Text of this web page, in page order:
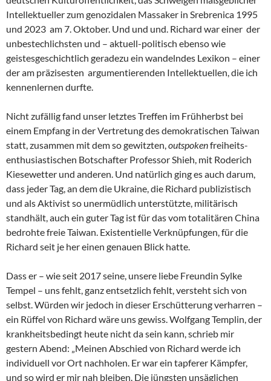
Intellektueller zum genozidalen Massaker in Srebrenica 1995
und 2023 am 7. Oktober. Und und und. Richard war einer der
unbestechlichsten und – aktuell-politisch ebenso wie
geistesgeschichtlich geradezu ein wandelndes Lexikon – einer
der am präzisesten argumentierenden Intellektuellen, die ich
kennenlernen durfte.
Nicht zufällig fand unser letztes Treffen im Frühherbst bei
einem Empfang in der Vertretung des demokratischen Taiwan
statt, zusammen mit dem so gewitzten,outspokenfreiheits-
enthusiastischen Botschafter Professor Shieh, mit Roderich
Kiesewetter und anderen. Und natürlich ging es auch darum,
dass jeder Tag, an dem die Ukraine, die Richard publizistisch
und als Aktivist so unermüdlich unterstützte, militärisch
standhält, auch ein guter Tag ist für das vom totalitären China
bedrohte freie Taiwan. Existentielle Verknüpfungen, für die
Richard seit je her einen genauen Blick hatte.
Dass er – wie seit 2017 seine, unsere liebe Freundin Sylke
Tempel – uns fehlt, ganz entsetzlich fehlt, versteht sich von
selbst. Würden wir jedoch in dieser Erschütterung verharren –
ein Rüffel von Richard wäre uns gewiss. Wolfgang Templin, der
krankheitsbedingt heute nicht da sein kann, schrieb mir
gestern Abend: „Meinen Abschied von Richard werde ich
individuell vor Ort nachholen. Er war ein tapferer Kämpfer,
und so wird er mir nah bleiben. Die jüngsten unsäglichen